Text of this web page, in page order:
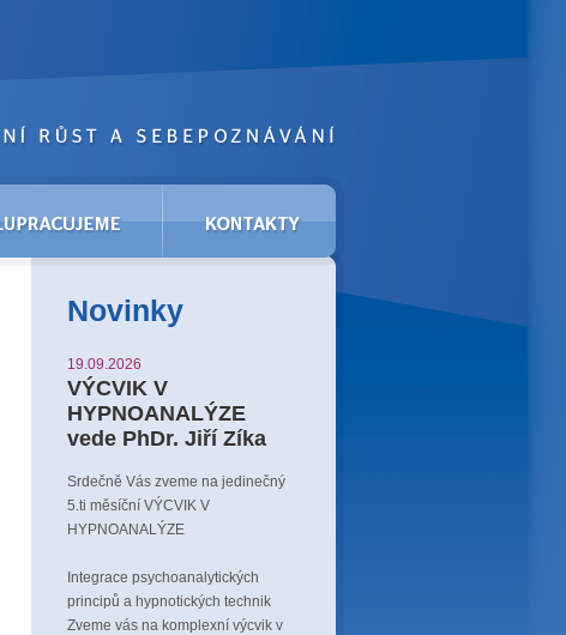
Novinky
19.09.2026
VÝCVIK V
HYPNOANALÝZE
vede PhDr. Jiří Zíka
Srdečně Vás zveme na jedinečný
5.ti měsíční VÝCVIK V
HYPNOANALÝZE
Integrace psychoanalytických
principů a hypnotických technik
Zveme vás na komplexní výcvik v